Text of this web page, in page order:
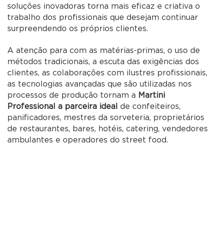
soluções inovadoras torna mais eficaz e criativa o
trabalho dos profissionais que desejam continuar
surpreendendo os próprios clientes.
A atenção para com as matérias-primas, o uso de
métodos tradicionais, a escuta das exigências dos
clientes, as colaborações com ilustres profissionais,
as tecnologias avançadas que são utilizadas nos
processos de produção tornam a Martini
Professional a parceira ideal de confeiteiros,
panificadores, mestres da sorveteria, proprietários
de restaurantes, bares, hotéis, catering, vendedores
ambulantes e operadores do street food.